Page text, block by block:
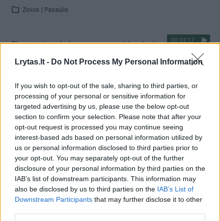
Lrytas.lt - Do Not Process My Personal Information
If you wish to opt-out of the sale, sharing to third parties, or
processing of your personal or sensitive information for
targeted advertising by us, please use the below opt-out
section to confirm your selection. Please note that after your
opt-out request is processed you may continue seeing
interest-based ads based on personal information utilized by
us or personal information disclosed to third parties prior to
your opt-out. You may separately opt-out of the further
disclosure of your personal information by third parties on the
IAB’s list of downstream participants. This information may
also be disclosed by us to third parties on the IAB’s List of
Downstream Participants that may further disclose it to other
Žinios Pasaulis
00:03:17
Ekspertai neskuba prognozuoti, kas laukia rudenį: dėl
keliautojų srautų COVID-19 banga gali ateiti anksčiau
Ukrainos žvalgyba įvardijo, kada tikisi persilaužimo kare:
pergalę gali pasiekti jau netrukus
Žinios | Pasaulis
00:16:58
Ekonomistas atsakė, kodėl po penkerių metų matysime
visiškai kitokią Lietuvą
Žinios Lietuvos diena